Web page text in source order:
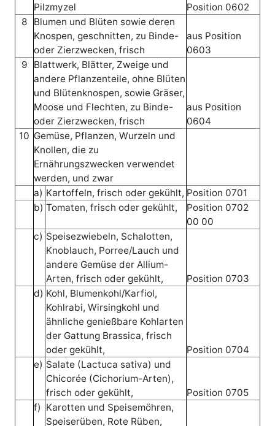
Pilzmyzel
Position 0602
8
Blumen und Blüten sowie deren
Knospen, geschnitten, zu Binde-
oder Zierzwecken, frisch
aus Position
0603
9
Blattwerk, Blätter, Zweige und
andere Pflanzenteile, ohne Blüten
und Blütenknospen, sowie Gräser,
Moose und Flechten, zu Binde-
oder Zierzwecken, frisch
aus Position
0604
10 Gemüse, Pflanzen, Wurzeln und
Knollen, die zu
Ernährungszwecken verwendet
werden, und zwar
a) Kartoffeln, frisch oder gekühlt, Position 0701
b) Tomaten, frisch oder gekühlt,
Position 0702
00 00
c) Speisezwiebeln, Schalotten,
Knoblauch, Porree/Lauch und
andere Gemüse der Allium-
Arten, frisch oder gekühlt,
Position 0703
d) Kohl, Blumenkohl/Karfiol,
Kohlrabi, Wirsingkohl und
ähnliche genießbare Kohlarten
der Gattung Brassica, frisch
oder gekühlt,
Position 0704
e) Salate (Lactuca sativa) und
Chicorée (Cichorium-Arten),
frisch oder gekühlt,
Position 0705
f) Karotten und Speisemöhren,
Speiserüben, Rote Rüben,